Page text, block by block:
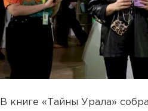
В книге «Тайны Урала»